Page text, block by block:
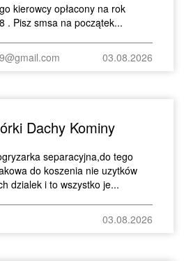
kierowcy opłacony na rok
. Pisz smsa na początek...
03.08.2026
Dachy Kominy
separacyjna,do tego
do koszenia nie uzytków
dzialek i to wszystko je...
03.08.2026